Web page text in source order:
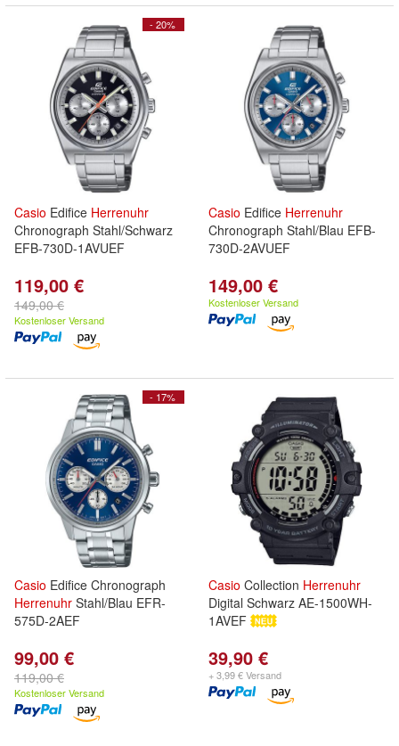
- 20%
Casio Edifice Herrenuhr
Chronograph Stahl/Schwarz
EFB-730D-1AVUEF
119,00 €
149,00 €
Kostenloser Versand
Casio Edifice Herrenuhr
Chronograph Stahl/Blau EFB-
730D-2AVUEF
149,00 €
Kostenloser Versand
- 17%
Casio Edifice Chronograph
Herrenuhr Stahl/Blau EFR-
575D-2AEF
99,00 €
119,00 €
Kostenloser Versand
Casio Collection Herrenuhr
Digital Schwarz AE-1500WH-
1AVEF
39,90 €
+ 3,99 € Versand